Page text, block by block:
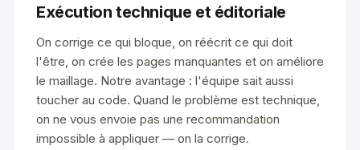
Exécution technique et éditoriale
On corrige ce qui bloque, on réécrit ce qui doit
l'être, on crée les pages manquantes et on améliore
le maillage. Notre avantage : l'équipe sait aussi
toucher au code. Quand le problème est technique,
on ne vous envoie pas une recommandation
impossible à appliquer — on la corrige.